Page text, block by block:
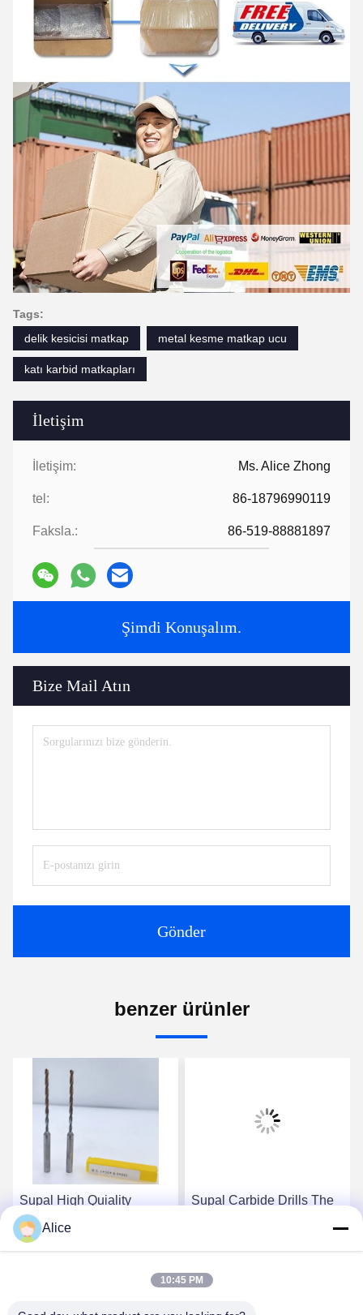
İletişim
İletişim: Ms. Alice Zhong
tel: 86-18796990119
Faksla.: 86-519-88881897
Şimdi Konuşalım.
Bize Mail Atın
Gönder
Tags:
delik kesicisi matkap
metal kesme matkap ucu
katı karbid matkapları
benzer ürünler
Supal High Quiality
Innovative Carbide Drills
For Superior Drilling
En İyi Fiyatı Alın
Supal Carbide Drills The
Drilling Tools
Alice
10:45 PM